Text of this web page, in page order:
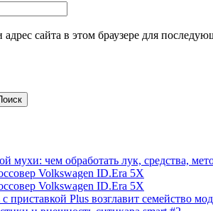
сайта в этом браузере для
мухи: чем обработать лук, средства,
Volkswagen ID.Era 5X
Volkswagen ID.Era 5X
приставкой Plus возглавит семейство